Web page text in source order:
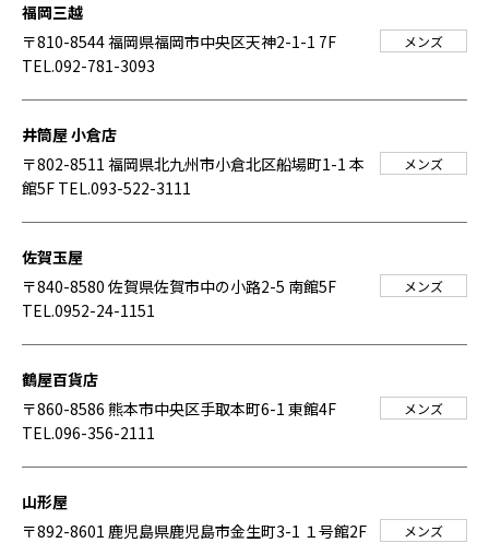
福岡三越
〒810-8544 福岡県福岡市中央区天神2-1-1 7F
TEL.092-781-3093
メンズ
井筒屋 小倉店
〒802-8511 福岡県北九州市小倉北区船場町1-1 本
館5F TEL.093-522-3111
メンズ
佐賀玉屋
〒840-8580 佐賀県佐賀市中の小路2-5 南館5F
TEL.0952-24-1151
メンズ
鶴屋百貨店
〒860-8586 熊本市中央区手取本町6-1 東館4F
TEL.096-356-2111
メンズ
山形屋
〒892-8601 鹿児島県鹿児島市金生町3-1 １号館2F
メンズ